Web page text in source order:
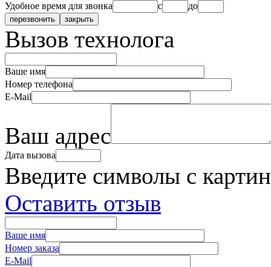
Удобное время для звонка
с до
Вызов технолога
Ваше имя
Номер телефона
E-Mail
Ваш адрес
Дата вызова
Введите символы с
Оставить отзыв
Ваше имя
Номер заказа
E-Mail